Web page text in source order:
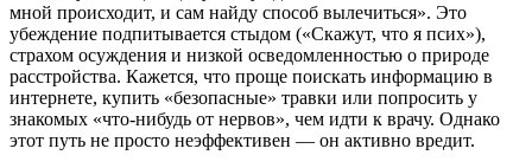
мной происходит, и сам найду способ вылечиться». Это
убеждение подпитывается стыдом («Скажут, что я псих»),
страхом осуждения и низкой осведомленностью о природе
расстройства. Кажется, что проще поискать информацию в
интернете, купить «безопасные» травки или попросить у
знакомых «что-нибудь от нервов», чем идти к врачу. Однако
этот путь не просто неэффективен — он активно вредит.